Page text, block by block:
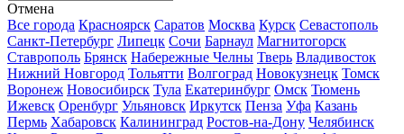
Отмена
Все города Красноярск Саратов Москва Курск Севастополь
Санкт-Петербург Липецк Сочи Барнаул Магнитогорск
Ставрополь Брянск Набережные Челны Тверь Владивосток
Нижний Новгород Тольятти Волгоград Новокузнецк Томск
Воронеж Новосибирск Тула Екатеринбург Омск Тюмень
Ижевск Оренбург Ульяновск Иркутск Пенза Уфа Казань
Пермь Хабаровск Калининград Ростов-на-Дону Челябинск